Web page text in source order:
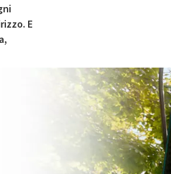
E
è gestito da Plenitude On The Road